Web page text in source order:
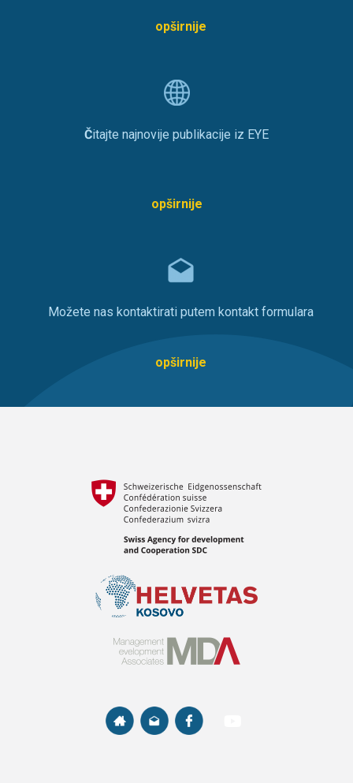
opširnije
Čitajte najnovije publikacije iz EYE
opširnije
Možete nas kontaktirati putem kontakt formulara
opširnije